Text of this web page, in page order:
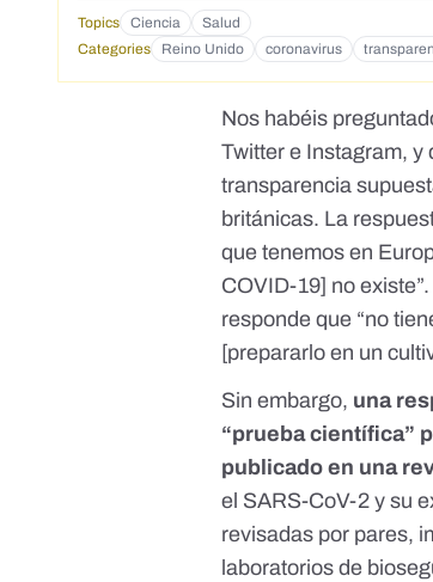
Topics Ciencia Salud
Categories
Reino Unido coronavirus
Nos habéis
Twitter e Instagram, y
transparencia
británicas. La
que tenemos en
COVID-19] no
responde que “no
[prepararlo en un
Sin embargo, una
“prueba científica”
publicado en una
el SARS-CoV-2 y su
revisadas por pares,
laboratorios de